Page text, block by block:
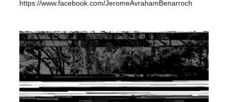
https://www.facebook.com/JeromeAvrahamBenarroch